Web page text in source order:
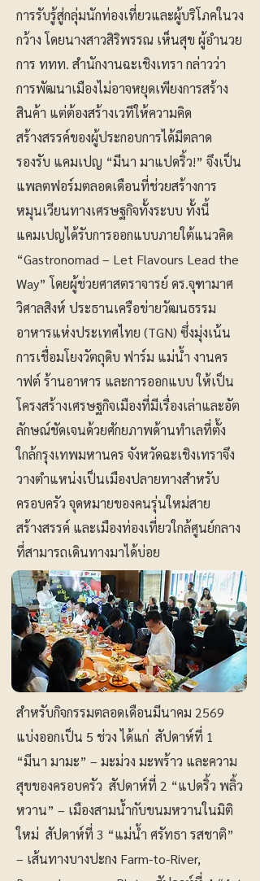
การรับรู้สู่กลุ่มนักท่องเที่ยวและผู้บริโภคในวง
กว้าง โดยนางสาวสิริพรรณ เห็นสุข ผู้อำนวย
การ ททท. สำนักงานฉะเชิงเทรา กล่าวว่า
การพัฒนาเมืองไม่อาจหยุดเพียงการสร้าง
สินค้า แต่ต้องสร้างเวทีให้ความคิด
สร้างสรรค์ของผู้ประกอบการได้มีตลาด
รองรับ แคมเปญ “มีนา มาแปดริ้ว!” จึงเป็น
แพลตฟอร์มตลอดเดือนที่ช่วยสร้างการ
หมุนเวียนทางเศรษฐกิจทั้งระบบ ทั้งนี้
แคมเปญได้รับการออกแบบภายใต้แนวคิด
“Gastronomad – Let Flavours Lead the
Way” โดยผู้ช่วยศาสตราจารย์ ดร.จุฑามาศ
วิศาลสิงห์ ประธานเครือข่ายวัฒนธรรม
อาหารแห่งประเทศไทย (TGN) ซึ่งมุ่งเน้น
การเชื่อมโยงวัตถุดิบ ฟาร์ม แม่น้ำ งานคร
าฟต์ ร้านอาหาร และการออกแบบ ให้เป็น
โครงสร้างเศรษฐกิจเมืองที่มีเรื่องเล่าและอัต
ลักษณ์ชัดเจนด้วยศักยภาพด้านทำเลที่ตั้ง
ใกล้กรุงเทพมหานคร จังหวัดฉะเชิงเทราจึง
วางตำแหน่งเป็นเมืองปลายทางสำหรับ
ครอบครัว จุดหมายของคนรุ่นใหม่สาย
สร้างสรรค์ และเมืองท่องเที่ยวใกล้ศูนย์กลาง
ที่สามารถเดินทางมาได้บ่อย
สำหรับกิจกรรมตลอดเดือนมีนาคม 2569
แบ่งออกเป็น 5 ช่วง ได้แก่ สัปดาห์ที่ 1
“มีนา มามะ” – มะม่วง มะพร้าว และความ
สุขของครอบครัว สัปดาห์ที่ 2 “แปดริ้ว พลิ้ว
หวาน” – เมืองสามน้ำกับขนมหวานในมิติ
ใหม่ สัปดาห์ที่ 3 “แม่น้ำ ศรัทธา รสชาติ”
– เส้นทางบางปะกง Farm-to-River,